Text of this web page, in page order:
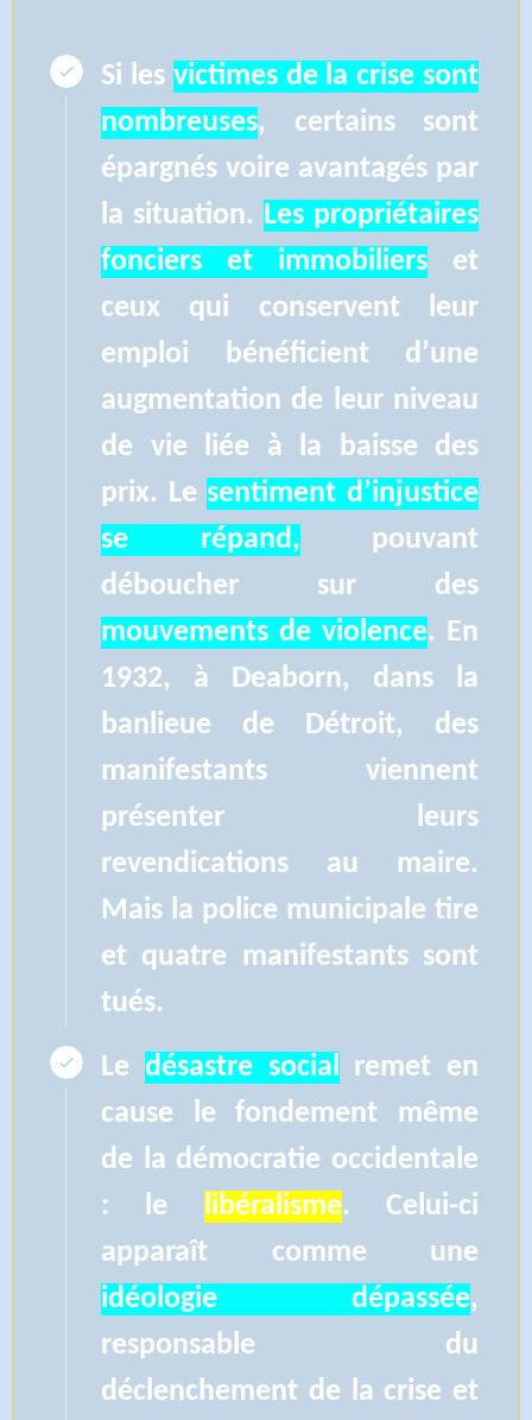
Si les victimes de la crise sont
nombreuses, certains sont
épargnés voire avantagés par
la situation. Les propriétaires
fonciers et immobiliers et
ceux qui conservent leur
emploi bénéficient d’une
augmentation de leur niveau
de vie liée à la baisse des
prix. Lesentiment d’injustice
se répand, pouvant
déboucher sur des
mouvements de violence. En
1932, à Deaborn, dans la
banlieue de Détroit, des
manifestants viennent
présenter leurs
revendications au maire.
Mais la police municipale tire
et quatre manifestants sont
tués.
Le désastre social remet en
cause le fondement même
de la démocratie occidentale
: le libéralisme. Celui-ci
apparaît comme une
idéologie dépassée,
responsable du
déclenchement de la crise et